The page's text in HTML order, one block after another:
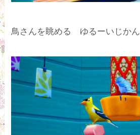
鳥さんを眺める ゆるーいじかん